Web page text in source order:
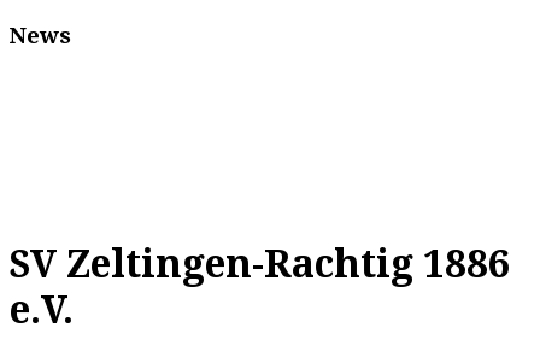
News
SV Zeltingen-Rachtig 1886
e.V.